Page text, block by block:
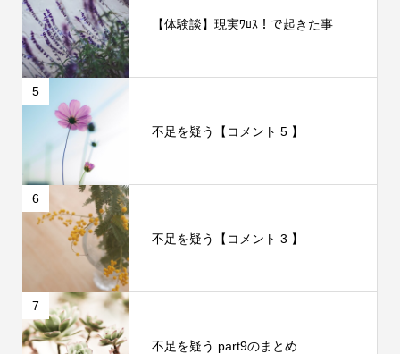
【体験談】現実ﾜﾛｽ！で起きた事
5
不足を疑う【コメント 5 】
6
不足を疑う【コメント 3 】
7
不足を疑う part9のまとめ